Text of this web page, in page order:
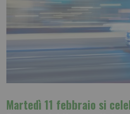
Martedì 11 febbraio si